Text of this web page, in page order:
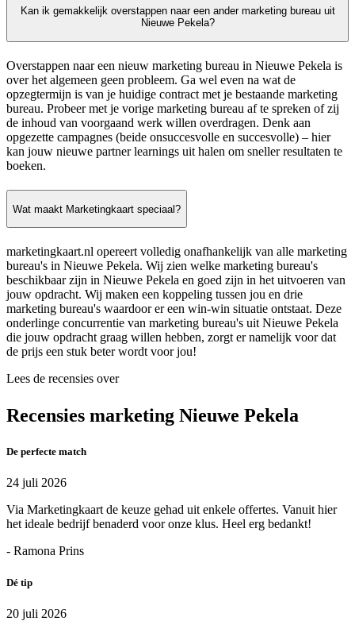
Kan ik gemakkelijk overstappen naar een ander marketing bureau uit
Nieuwe Pekela?
Overstappen naar een nieuw marketing bureau in Nieuwe Pekela is
over het algemeen geen probleem. Ga wel even na wat de
opzegtermijn is van je huidige contract met je bestaande marketing
bureau. Probeer met je vorige marketing bureau af te spreken of zij
de inhoud van voorgaand werk willen overdragen. Denk aan
opgezette campagnes (beide onsuccesvolle en succesvolle) – hier
kan jouw nieuwe partner learnings uit halen om sneller resultaten te
boeken.
Wat maakt Marketingkaart speciaal?
marketingkaart.nl opereert volledig onafhankelijk van alle marketing
bureau's in Nieuwe Pekela. Wij zien welke marketing bureau's
beschikbaar zijn in Nieuwe Pekela en goed zijn in het uitvoeren van
jouw opdracht. Wij maken een koppeling tussen jou en drie
marketing bureau's waardoor er een win-win situatie ontstaat. Deze
onderlinge concurrentie van marketing bureau's uit Nieuwe Pekela
die jouw opdracht graag willen hebben, zorgt er namelijk voor dat
de prijs een stuk beter wordt voor jou!
Lees de recensies over
Recensies marketing Nieuwe Pekela
De perfecte match
24 juli 2026
Via Marketingkaart de keuze gehad uit enkele offertes. Vanuit hier
het ideale bedrijf benaderd voor onze klus. Heel erg bedankt!
- Ramona Prins
Dé tip
20 juli 2026